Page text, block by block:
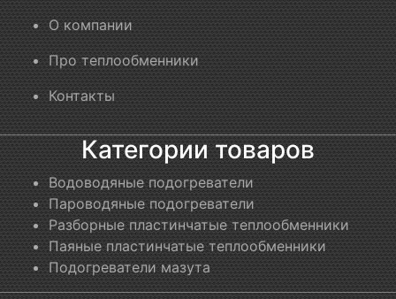
О компании
Про теплообменники
Контакты
Категории товаров
Водоводяные подогреватели
Пароводяные подогреватели
Разборные пластинчатые теплообменники
Паяные пластинчатые теплообменники
Подогреватели мазута